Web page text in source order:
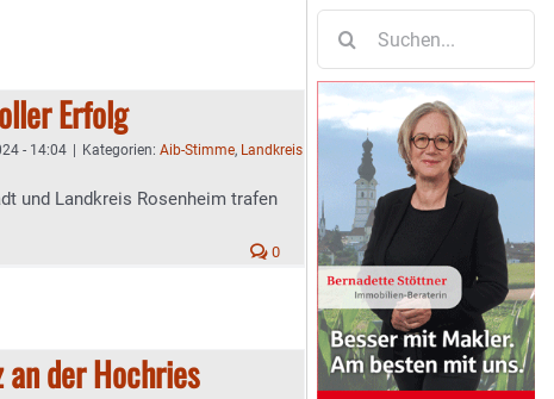
Erfolg
- 14:04 Kategorien: Aib-Stimme, Landkreis
und Landkreis Rosenheim trafen
0
der Hochries
nach: